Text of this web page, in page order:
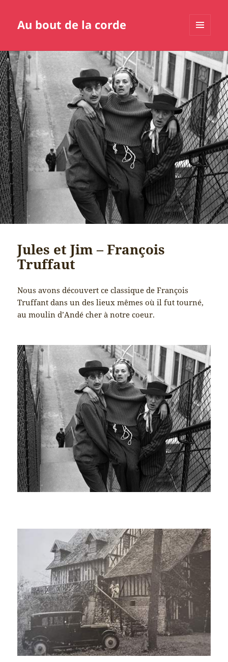
Au bout de la corde
WIDGETS
Jules et Jim – François
Truffaut
Nous avons découvert ce classique de François
Truffant dans un des lieux mêmes où il fut tourné,
au moulin d’Andé cher à notre coeur.